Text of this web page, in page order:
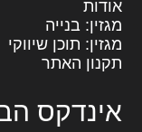
אודות
מגזין: בנייה
מגזין: תוכן שיווקי
תקנון האתר
אינדקס